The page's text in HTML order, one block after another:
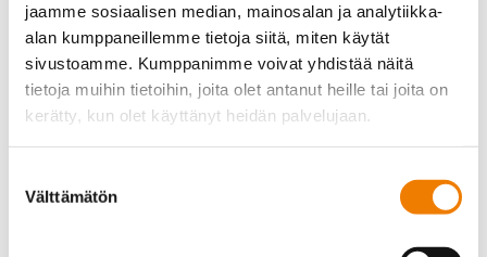
jaamme sosiaalisen median, mainosalan ja analytiikka-
alan kumppaneillemme tietoja siitä, miten käytät
sivustoamme. Kumppanimme voivat yhdistää näitä
tietoja muihin tietoihin, joita olet antanut heille tai joita on
kerätty, kun olet käyttänyt heidän palvelujaan.
valinta
Välttämätön